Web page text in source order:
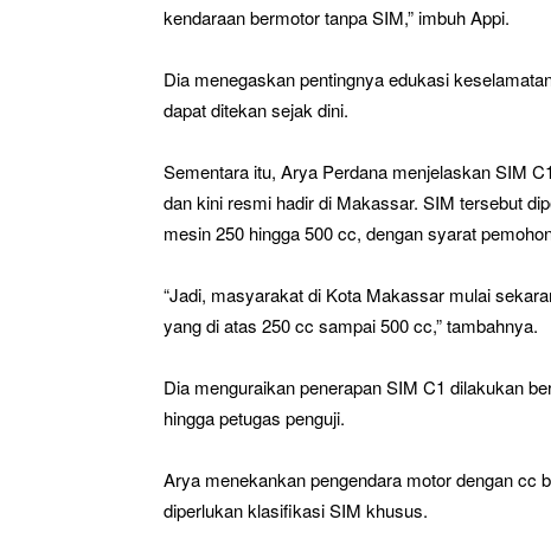
kendaraan bermotor tanpa SIM,” imbuh Appi.
Dia menegaskan pentingnya edukasi
dapat ditekan sejak dini.
Sementara itu, Arya Perdana menjelaskan SIM
dan kini resmi hadir di Makassar. SIM tersebut
mesin 250 hingga 500 cc, dengan syarat
“Jadi, masyarakat di Kota Makassar mulai
yang di atas 250 cc sampai 500 cc,” tambahnya.
Dia menguraikan penerapan SIM C1 dilakukan
hingga petugas penguji.
Arya menekankan pengendara motor dengan cc
diperlukan klasifikasi SIM khusus.